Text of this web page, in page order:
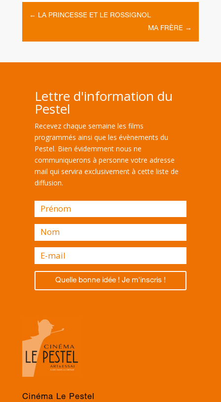
← LA PRINCESSE ET LE ROSSIGNOL
MA FRÈRE →
Lettre d'information du
Pestel
Recevez chaque semaine les films
programmés ainsi que les évènements du
Pestel. Bien évidemment nous ne
communiquerons à personne votre adresse
mail qui servira exclusivement à cette liste de
diffusion.
Quelle bonne idée ! Je m'inscris !
Cinéma Le Pestel